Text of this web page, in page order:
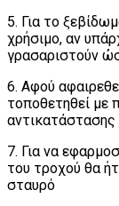
5. Για το
χρήσιμο, αν
γρασαριστούν
6. Αφού
τοποθετηθεί με
7. Για να
του τροχού θα
σταυρό